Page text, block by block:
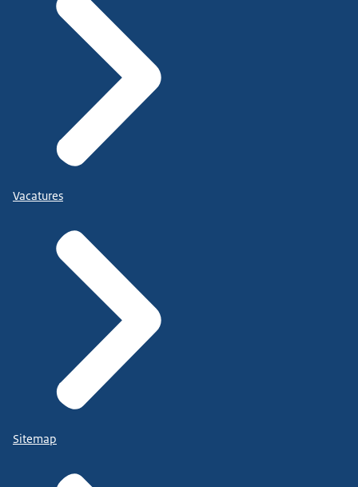
Vacatures
Sitemap